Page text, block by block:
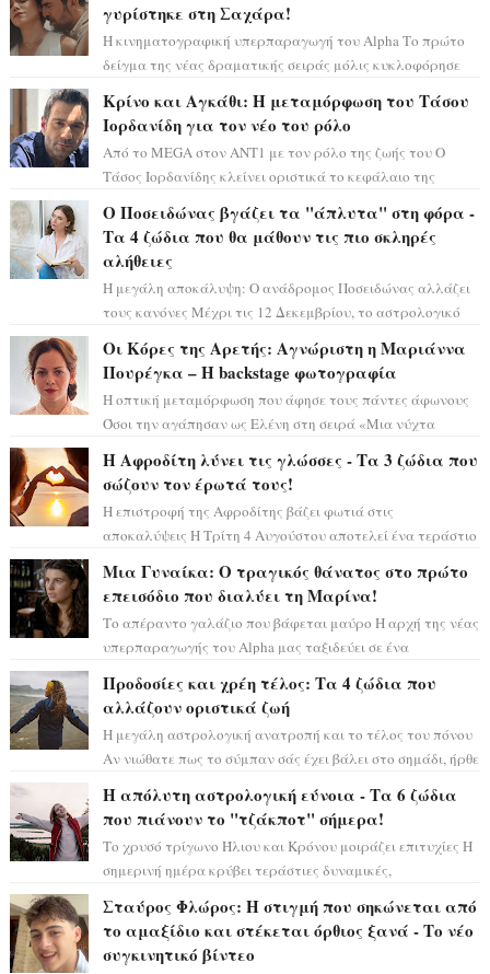
γυρίστηκε στη Σαχάρα!
Η κινηματογραφική υπερπαραγωγή του Alpha Το πρώτο
δείγμα της νέας δραματικής σειράς μόλις κυκλοφόρησε
Κρίνο και Αγκάθι: Η μεταμόρφωση του Τάσου
Ιορδανίδη για τον νέο του ρόλο
Από το MEGA στον ΑΝΤ1 με τον ρόλο της ζωής του Ο
Τάσος Ιορδανίδης κλείνει οριστικά το κεφάλαιο της
Ο Ποσειδώνας βγάζει τα "άπλυτα" στη φόρα -
Τα 4 ζώδια που θα μάθουν τις πιο σκληρές
αλήθειες
Η μεγάλη αποκάλυψη: Ο ανάδρομος Ποσειδώνας αλλάζει
τους κανόνες Μέχρι τις 12 Δεκεμβρίου, το αστρολογικό
Οι Κόρες της Αρετής: Αγνώριστη η Μαριάννα
Πουρέγκα – H backstage φωτογραφία
Η οπτική μεταμόρφωση που άφησε τους πάντες άφωνους
Όσοι την αγάπησαν ως Ελένη στη σειρά «Μια νύχτα
Η Αφροδίτη λύνει τις γλώσσες - Τα 3 ζώδια που
σώζουν τον έρωτά τους!
Η επιστροφή της Αφροδίτης βάζει φωτιά στις
αποκαλύψεις Η Τρίτη 4 Αυγούστου αποτελεί ένα τεράστιο
Μια Γυναίκα: Ο τραγικός θάνατος στο πρώτο
επεισόδιο που διαλύει τη Μαρίνα!
Το απέραντο γαλάζιο που βάφεται μαύρο Η αρχή της νέας
υπερπαραγωγής του Alpha μας ταξιδεύει σε ένα
Προδοσίες και χρέη τέλος: Τα 4 ζώδια που
αλλάζουν οριστικά ζωή
Η μεγάλη αστρολογική ανατροπή και το τέλος του πόνου
Αν νιώθατε πως το σύμπαν σάς έχει βάλει στο σημάδι, ήρθε
Η απόλυτη αστρολογική εύνοια - Τα 6 ζώδια
που πιάνουν το "τζάκποτ" σήμερα!
Το χρυσό τρίγωνο Ήλιου και Κρόνου μοιράζει επιτυχίες Η
σημερινή ημέρα κρύβει τεράστιες δυναμικές,
Σταύρος Φλώρος: Η στιγμή που σηκώνεται από
το αμαξίδιο και στέκεται όρθιος ξανά - Το νέο
συγκινητικό βίντεο